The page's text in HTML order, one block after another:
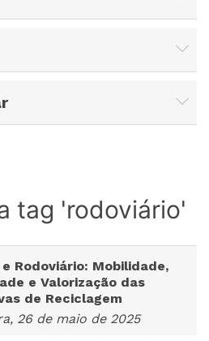
tag 'rodoviário'
Rodoviário: Mobilidade,
e Valorização das
de Reciclagem
26 de maio de 2025